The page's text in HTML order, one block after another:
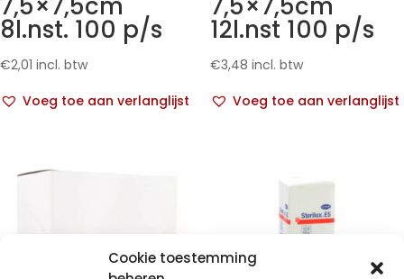
Cookie toestemming
8l.nst. 100 p/s
€2,01 incl. btw
Voeg toe aan verlanglijst
12l.nst 100 p/s
€3,48 incl. btw
Voeg toe aan verlanglijst